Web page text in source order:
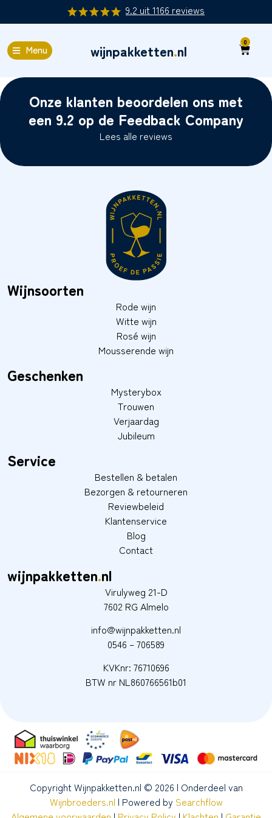
9.2 uit1166 reviews
Menu wijnpakketten.nl 0
Onze klanten beoordelen ons met
een 9.2 op de Feedback Company
Lees alle reviews
Wijnsoorten
Rode wijn
Witte wijn
Rosé wijn
Mousserende wijn
Geschenken
Mysterybox
Trouwen
Verjaardag
Jubileum
Service
Bestellen & betalen
Bezorgen & retourneren
Reviewbeleid
Klantenservice
Blog
Contact
wijnpakketten.nl
Virulyweg 21-D
7602 RG Almelo
info@wijnpakketten.nl
0546 – 706589
KVKnr: 76710696
BTW nr NL860766561b01
Copyright Wijnpakketten.nl © 2026 | Onderdeel van
Wijnbroeders.nl | Powered by Searchflow